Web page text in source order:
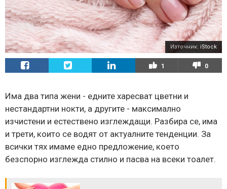
Източник: iStock
1 0
Има два типа жени - едните харесват цветни и
нестандартни нокти, а другите - максимално
изчистени и естествено изглеждащи. Разбира се, има
и трети, които се водят от актуалните тенденции. За
всички тях имаме едно предложение, което
безспорно изглежда стилно и пасва на всеки тоалет.